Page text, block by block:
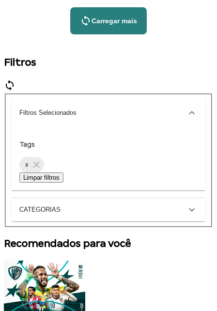
Carregar mais
Filtros
Filtros Selecionados
Tags
x
Limpar filtros
CATEGORIAS
Recomendados para você